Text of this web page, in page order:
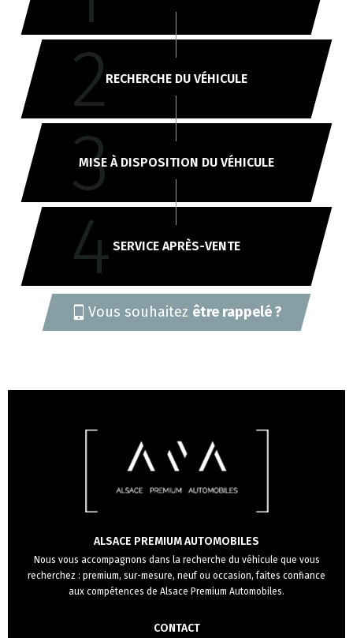
2RECHERCHE DU VÉHICULE
3
MISE À DISPOSITION DU VÉHICULE
4 SERVICE APRÈS-VENTE
Vous souhaitez être rappelé ?
ALSACE PREMIUM AUTOMOBILES
Nous vous accompagnons dans la recherche du véhicule que vous
recherchez : premium, sur-mesure, neuf ou occasion, faites confiance
aux compétences de Alsace Premium Automobiles.
CONTACT